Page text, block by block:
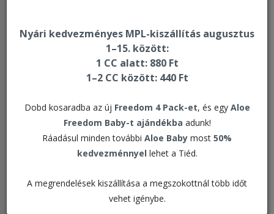
Nyári kedvezményes MPL-kiszállítás augusztus
1–15. között:
1 CC alatt: 880 Ft
1–2 CC között: 440 Ft
Dobd kosaradba az új Freedom 4 Pack-et, és egy Aloe
Freedom Baby-t ajándékba adunk!
Ráadásul minden további Aloe Baby most 50%
kedvezménnyel lehet a Tiéd.
A megrendelések kiszállítása a megszokottnál több időt
vehet igénybe.